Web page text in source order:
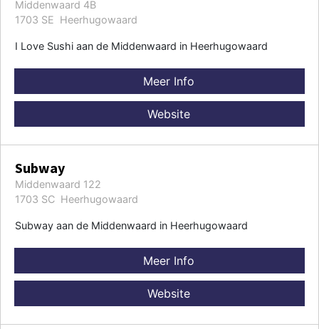
Middenwaard 4B
1703 SE Heerhugowaard
I Love Sushi aan de Middenwaard in Heerhugowaard
Meer Info
Website
Subway
Middenwaard 122
1703 SC Heerhugowaard
Subway aan de Middenwaard in Heerhugowaard
Meer Info
Website